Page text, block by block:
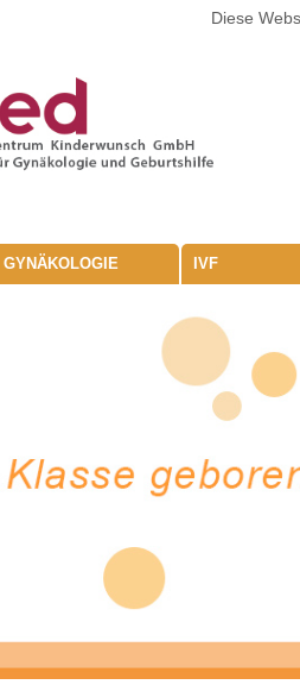
Diese
GYNÄKOLOGIE IVF